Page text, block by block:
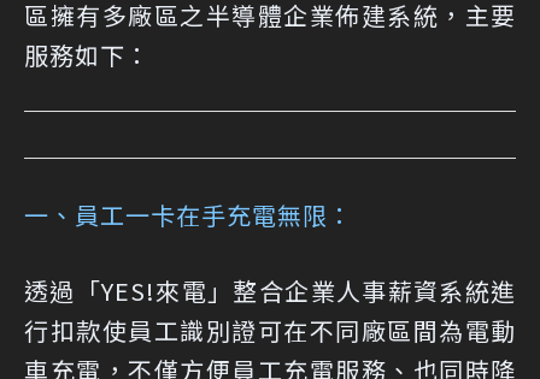
區擁有多廠區之半導體企業佈建系統，主要
服務如下：
一、員工一卡在手充電無限：
透過「YES!來電」整合企業人事薪資系統進
行扣款使員工識別證可在不同廠區間為電動
車充電，不僅方便員工充電服務、也同時降